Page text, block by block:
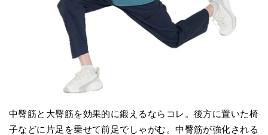
中臀筋と大臀筋を効果的に鍛えるならコレ。後方に置いた椅
子などに片足を乗せて前足でしゃがむ。中臀筋が強化される